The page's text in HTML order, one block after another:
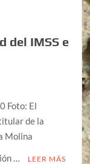
del IMSS e
Foto: El
de la
Molina
…
LEER MÁS